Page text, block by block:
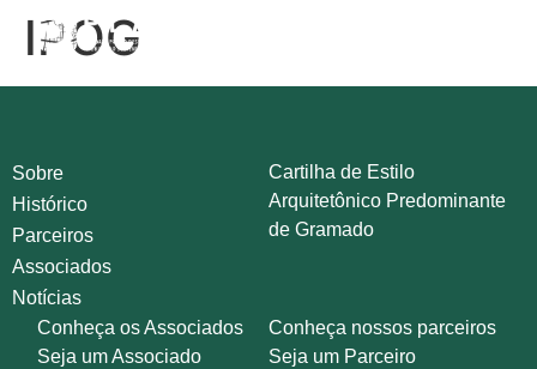
IPOG
Sobre
Histórico
Parceiros
Associados
Notícias
Cartilha de Estilo
Arquitetônico Predominante
de Gramado
Conheça os Associados
Seja um Associado
Conheça nossos parceiros
Seja um Parceiro